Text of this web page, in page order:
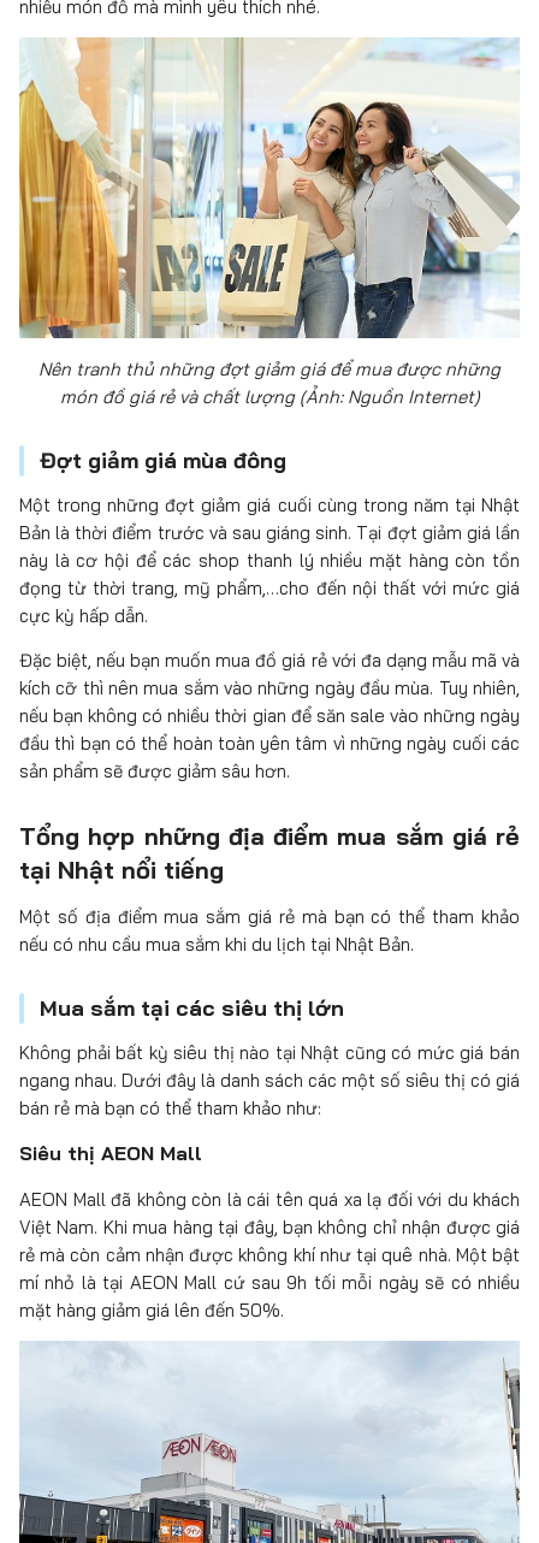
nhiều món đồ mà mình yêu thích nhé.
Nên tranh thủ những đợt giảm giá để mua được những
món đồ giá rẻ và chất lượng (Ảnh: Nguồn Internet)
Đợt giảm giá mùa đông
Một trong những đợt giảm giá cuối cùng trong năm tại Nhật
Bản là thời điểm trước và sau giáng sinh. Tại đợt giảm giá lần
này là cơ hội để các shop thanh lý nhiều mặt hàng còn tồn
đọng từ thời trang, mỹ phẩm,…cho đến nội thất với mức giá
cực kỳ hấp dẫn.
Đặc biệt, nếu bạn muốn mua đồ giá rẻ với đa dạng mẫu mã và
kích cỡ thì nên mua sắm vào những ngày đầu mùa. Tuy nhiên,
nếu bạn không có nhiều thời gian để săn sale vào những ngày
đầu thì bạn có thể hoàn toàn yên tâm vì những ngày cuối các
sản phẩm sẽ được giảm sâu hơn.
Tổng hợp những địa điểm mua sắm giá rẻ
tại Nhật nổi tiếng
Một số địa điểm mua sắm giá rẻ mà bạn có thể tham khảo
nếu có nhu cầu mua sắm khi du lịch tại Nhật Bản.
Mua sắm tại các siêu thị lớn
Không phải bất kỳ siêu thị nào tại Nhật cũng có mức giá bán
ngang nhau. Dưới đây là danh sách các một số siêu thị có giá
bán rẻ mà bạn có thể tham khảo như:
Siêu thị AEON Mall
AEON Mall đã không còn là cái tên quá xa lạ đối với du khách
Việt Nam. Khi mua hàng tại đây, bạn không chỉ nhận được giá
rẻ mà còn cảm nhận được không khí như tại quê nhà. Một bật
mí nhỏ là tại AEON Mall cứ sau 9h tối mỗi ngày sẽ có nhiều
mặt hàng giảm giá lên đến 50%.